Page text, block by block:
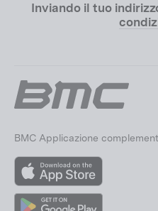
Inviando il tuo
BMC Applicazione